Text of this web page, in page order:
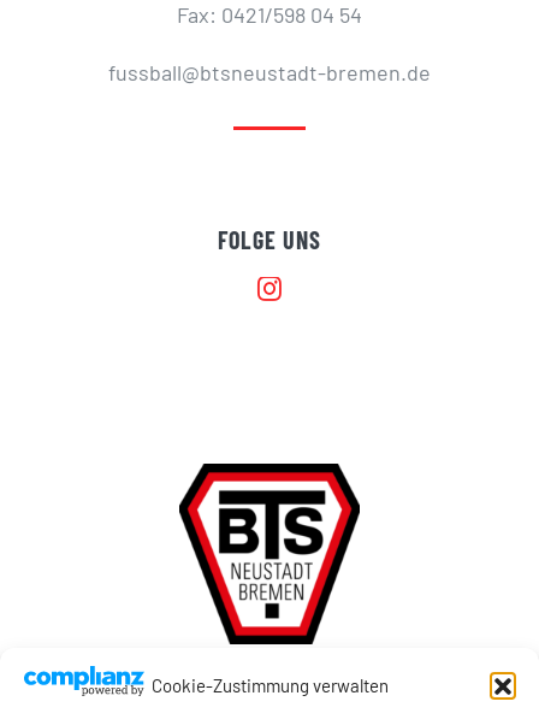
Cookie-Zustimmung verwalten
Fax: 0421/598 04 54
fussball@btsneustadt-bremen.de
FOLGE UNS
Impressum|Datenschutz